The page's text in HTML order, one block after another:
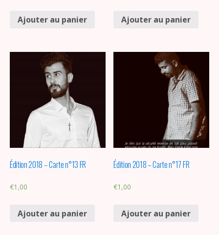
Ajouter au panier Ajouter au panier
Édition 2018 – Carte n°13 FR
€1,00
Ajouter au panier
Édition 2018 – Carte n°17 FR
€1,00
Ajouter au panier